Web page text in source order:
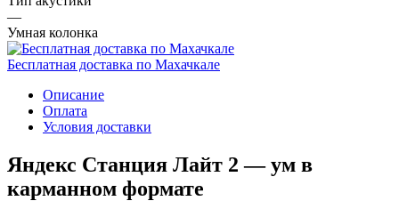
—
Умная колонка
Бесплатная доставка по Махачкале
Описание
Оплата
Условия доставки
Яндекс Станция Лайт 2 — ум в
карманном формате